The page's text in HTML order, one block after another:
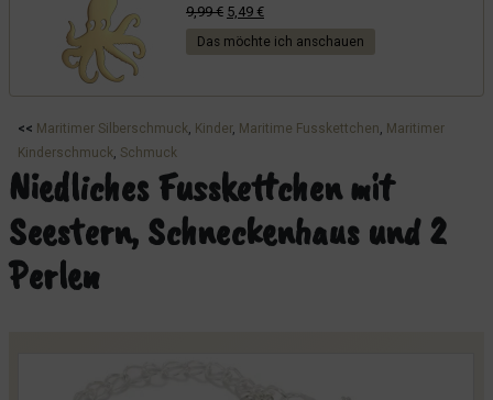
9,99€ Ursprünglicher
Preis
5,49 €Aktueller
Preis
Das möchte ich anschauen
<< Maritimer Silberschmuck, Kinder, Maritime Fusskettchen, Maritimer
Kinderschmuck, Schmuck
Niedliches Fusskettchen mit
Seestern, Schneckenhaus und 2
Perlen